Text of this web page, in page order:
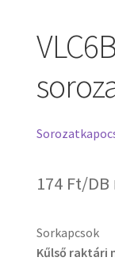
174 Ft/DB
Sorkapcsok
Kűlső raktári